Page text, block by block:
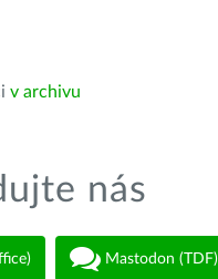
v archivu
nás
Mastodon (TDF)